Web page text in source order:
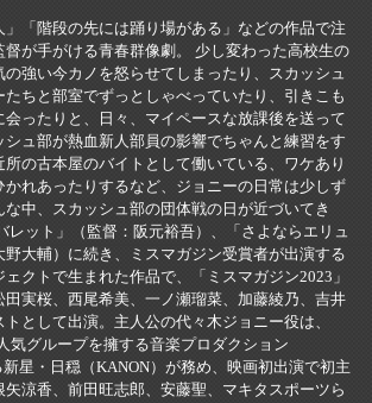
」「階段の先には踊り場がある」などの作品で注
督が手がける青春群像劇。 少し変わった高校生の
強い今カノを怒らせてしまったり、スカッシュ
ちと部室でずっとしゃべっていたり、引きこも
会ったりと、日々、マイペースな放課後を送って
シュ部が熱血新人部員の影響でちゃんと練習をす
の古本屋のバイトとして働いている、ワケあり
かれあったりするなど、ジョニーの日常は少しず
中、スカッシュ部の団体戦の日が近づいてき
ット」（監督：阪元裕吾）、「さよならエリュ
野大輔）に続き、ミスマガジン受賞者が出演する
クトで生まれた作品で、「ミスマガジン2023」
実桜、西尾希美、一ノ瀬瑠菜、加藤綾乃、吉井
として出演。主人公の代々木ジョニー役は、
気グループを擁する音楽プロダクション
新星・日穏（KANON）が務め、映画初出演で初主
涼香、前田旺志郎、安藤聖、マキタスポーツら